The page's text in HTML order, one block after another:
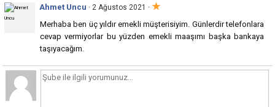
Ahmet Uncu · 2 Ağustos 2021 · ★
Merhaba ben üç yıldır emekli müşterisiyim. Günlerdir telefonlara
cevap vermiyorlar bu yüzden emekli maaşımı başka bankaya
taşıyacağım.